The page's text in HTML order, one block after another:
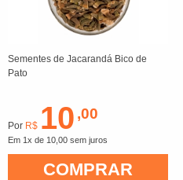
Sementes de Jacarandá Bico de
Pato
Por R$ 10 ,00
Em 1x de 10,00 sem juros
COMPRAR